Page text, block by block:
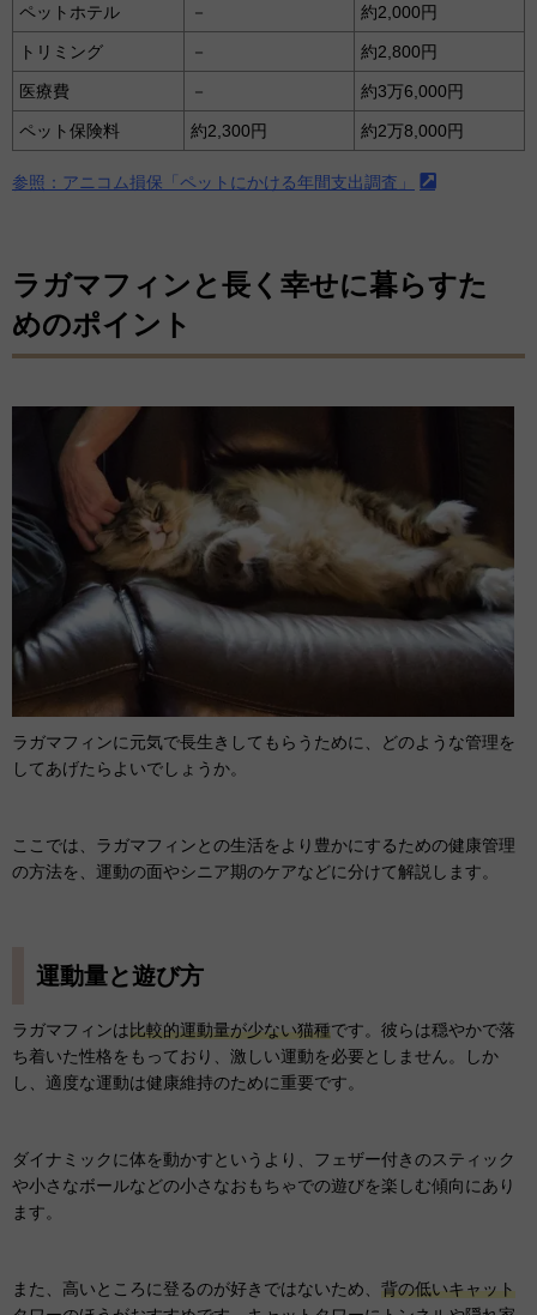
ペットホテル － 約2,000円
トリミング － 約2,800円
医療費 － 約3万6,000円
ペット保険料 約2,300円 約2万8,000円
参照：アニコム損保「ペットにかける年間支出調査」
ラガマフィンと長く幸せに暮らすた
めのポイント
ラガマフィンに元気で長生きしてもらうために、どのような管理を
してあげたらよいでしょうか。
ここでは、ラガマフィンとの生活をより豊かにするための健康管理
の方法を、運動の面やシニア期のケアなどに分けて解説します。
運動量と遊び方
ラガマフィンは比較的運動量が少ない猫種です。彼らは穏やかで落
ち着いた性格をもっており、激しい運動を必要としません。しか
し、適度な運動は健康維持のために重要です。
ダイナミックに体を動かすというより、フェザー付きのスティック
や小さなボールなどの小さなおもちゃでの遊びを楽しむ傾向にあり
ます。
また、高いところに登るのが好きではないため、 背の低いキャット